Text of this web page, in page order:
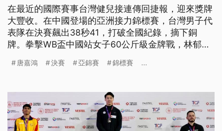
在最近的國際賽事台灣健兒接連傳回捷報，迎來獎牌
大豐收。在中國登場的亞洲接力錦標賽，台灣男子代
表隊在決賽飆出38秒41，打破全國紀錄，摘下銅
牌。拳擊WB盃中國站女子60公斤級金牌戰，林郁婷
台灣也進帳1金2銅。
唐嘉鴻 決賽 亞錦賽 錦標賽 ...